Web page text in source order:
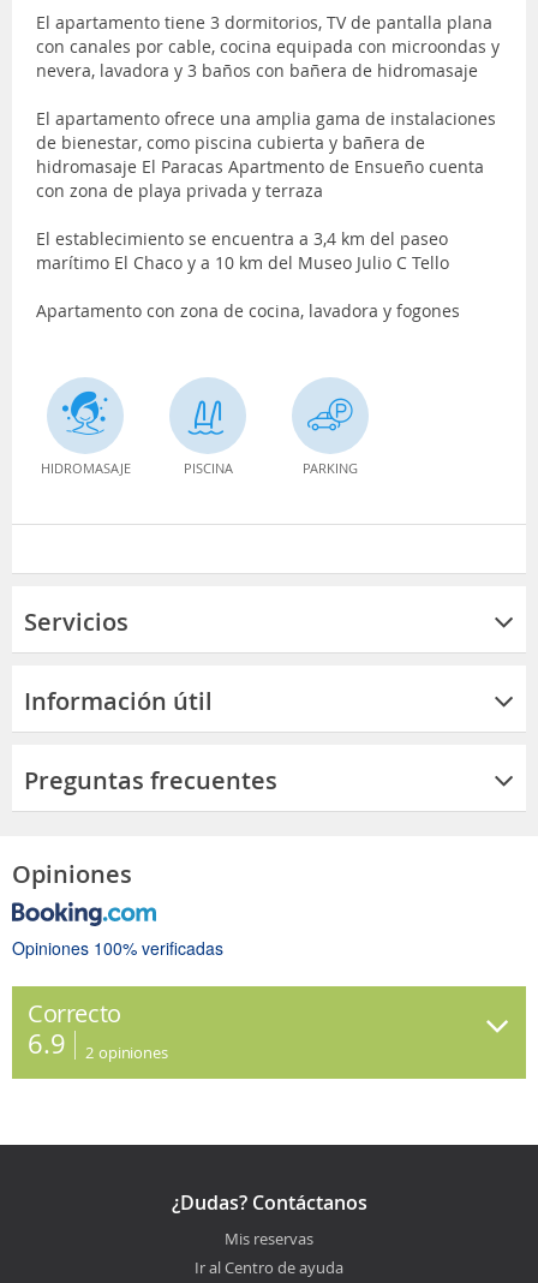
El apartamento tiene 3 dormitorios, TV de pantalla plana
con canales por cable, cocina equipada con microondas y
nevera, lavadora y 3 baños con bañera de hidromasaje
El apartamento ofrece una amplia gama de instalaciones
de bienestar, como piscina cubierta y bañera de
hidromasaje El Paracas Apartmento de Ensueño cuenta
con zona de playa privada y terraza
El establecimiento se encuentra a 3,4 km del paseo
marítimo El Chaco y a 10 km del Museo Julio C Tello
Apartamento con zona de cocina, lavadora y fogones
HIDROMASAJE PISCINA PARKING
Servicios
Información útil
Preguntas frecuentes
Opiniones
Opiniones 100% verificadas
Correcto
6.9 2 opiniones
¿Dudas? Contáctanos
Mis reservas
Ir al Centro de ayuda